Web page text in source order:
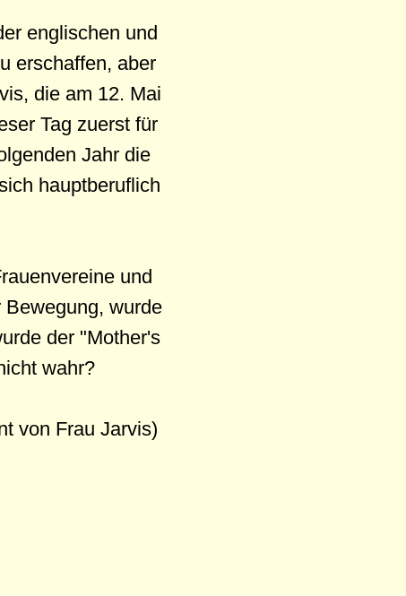
englischen und
erschaffen, aber
die am 12. Mai
Tag zuerst für
Jahr die
hauptberuflich
und
wurde
der "Mother's
wahr?
von Frau Jarvis)